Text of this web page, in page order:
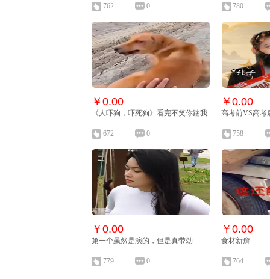
762 0 780
￥0.00
《人吓狗，吓死狗》看完不笑你踹我
672 0
￥0.00
高考前VS高考
758
￥0.00
第一个虽然是演的，但是真带劲
779 0
￥0.00
食材新癣
764